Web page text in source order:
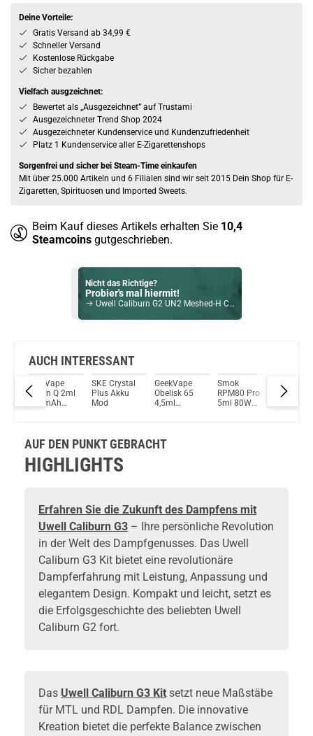
Deine Vorteile:
Gratis Versand ab 34,99 €
Schneller Versand
Kostenlose Rückgabe
Sicher bezahlen
Vielfach ausgzeichnet:
Bewertet als „Ausgezeichnet” auf Trustami
Ausgezeichneter Trend Shop 2024
Ausgezeichneter Kundenservice und Kundenzufriedenheit
Platz 1 Kundenservice aller E-Zigarettenshops
Sorgenfrei und sicher bei Steam-Time einkaufen
Mit über 25.000 Artikeln und 6 Filialen sind wir seit 2015 Dein Shop für E-
Zigaretten, Spirituosen und Imported Sweets.
Beim Kauf dieses Artikels erhalten Sie 10,4
Steamcoins gutgeschrieben.
Nicht das Richtige?
Probier's mal hiermit!
Uwell Caliburn G2 UN2 Meshed-H Coil 4er Pack Ersatz Verdampferköpfe 1,2Ohm
GeekVape Aegis Pod G.Coil ST Verdampferköpfe (5er Pack) 0,6Ohm
Du willst Kröten sparen?
Schau mal hier!
Asvape Touch Pod System 1,5ml 500mAh Kit Rose-Gold
AUCH INTERESSANT
LostVape
Origin Q 2ml
950mAh
SKE Crystal
Plus Akku
Mod
GeekVape
Obelisk 65
4,5ml
Smok
RPM80 Pro
5ml 80W
SMOK
Propod
AUF DEN PUNKT GEBRACHT
HIGHLIGHTS
Erfahren Sie die Zukunft des Dampfens mit
Uwell Caliburn G3 – Ihre persönliche Revolution
in der Welt des Dampfgenusses. Das Uwell
Caliburn G3 Kit bietet eine revolutionäre
Dampferfahrung mit Leistung, Anpassung und
elegantem Design. Kompakt und leicht, setzt es
die Erfolgsgeschichte des beliebten Uwell
Caliburn G2 fort.
Das Uwell Caliburn G3 Kit setzt neue Maßstäbe
für MTL und RDL Dampfen. Die innovative
Kreation bietet die perfekte Balance zwischen